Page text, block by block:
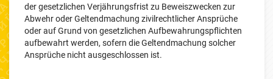
der gesetzlichen Verjährungsfrist zu Beweiszwecken zur
Abwehr oder Geltendmachung zivilrechtlicher Ansprüche
oder auf Grund von gesetzlichen Aufbewahrungspflichten
aufbewahrt werden, sofern die Geltendmachung solcher
Ansprüche nicht ausgeschlossen ist.